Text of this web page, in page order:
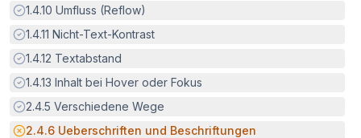
Erfüllt:
1.4.10 Umfluss (Reflow)
Erfüllt:
1.4.11 Nicht-Text-Kontrast
Erfüllt:
1.4.12 Textabstand
Erfüllt:
1.4.13 Inhalt bei Hover oder Fokus
Erfüllt:
2.4.5 Verschiedene Wege
Potenzielle Barriere:
2.4.6 Ueberschriften und Beschriftungen